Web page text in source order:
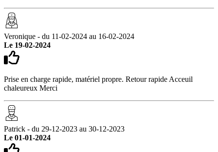
Veronique - du 11-02-2024 au 16-02-2024
Le 19-02-2024
Prise en charge rapide, matériel propre. Retour rapide Acceuil
chaleureux Merci
Patrick - du 29-12-2023 au 30-12-2023
Le 01-01-2024